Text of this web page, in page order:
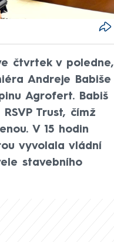
čtvrtek v poledne,
Andreje Babiše
Agrofert. Babiš
Trust, čímž
V 15 hodin
vyvolala vládní
stavebního